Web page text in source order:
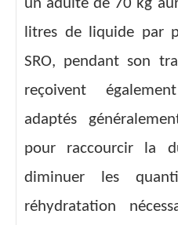
un adulte de 70 kg
litres de liquide par
SRO, pendant son
reçoivent
adaptés
pour raccourcir la
diminuer les
réhydratation